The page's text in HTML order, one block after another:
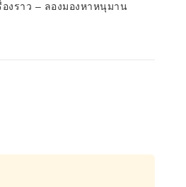
งราว – ลองมองหาหนุมาน